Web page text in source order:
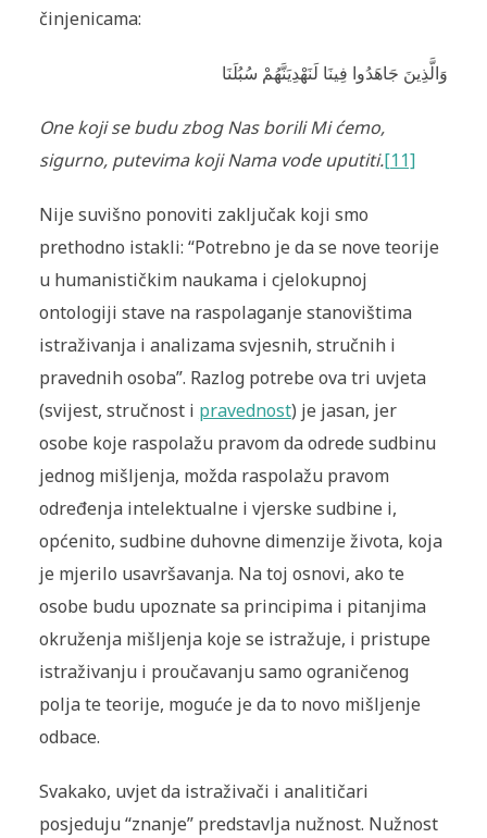
činjenicama:
وَالَّذِينَ جَاهَدُوا فِينَا لَنَهْدِيَنَّهُمْ سُبُلَنَا
One koji se budu zbog Nas borili Mi ćemo,
sigurno, putevima koji Nama vode uputiti.[11]
Nije suvišno ponoviti zaključak koji smo
prethodno istakli: “Potrebno je da se nove teorije
u humanističkim naukama i cjelokupnoj
ontologiji stave na raspolaganje stanovištima
istraživanja i analizama svjesnih, stručnih i
pravednih osoba”. Razlog potrebe ova tri uvjeta
(svijest, stručnost i pravednost) je jasan, jer
osobe koje raspolažu pravom da odrede sudbinu
jednog mišljenja, možda raspolažu pravom
određenja intelektualne i vjerske sudbine i,
općenito, sudbine duhovne dimenzije života, koja
je mjerilo usavršavanja. Na toj osnovi, ako te
osobe budu upoznate sa principima i pitanjima
okruženja mišljenja koje se istražuje, i pristupe
istraživanju i proučavanju samo ograničenog
polja te teorije, moguće je da to novo mišljenje
odbace.
Svakako, uvjet da istraživači i analitičari
posjeduju “znanje” predstavlja nužnost. Nužnost